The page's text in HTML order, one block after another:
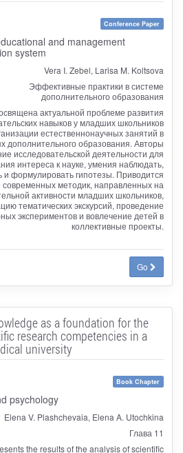
Conference Paper
and management
system
Vera I. Zebel, Larisa M. Koltsova
Эффективные практики в системе
дополнительного образования
актуальной проблеме развития
навыков у младших школьников
естественнонаучных занятий в
дополнительного образования. Авторы
исследовательской деятельности для
интереса к науке, умения наблюдать,
и формулировать гипотезы. Приводится
методик, направленных на
активности младших школьников,
тематических экскурсий, проведение
экспериментов и вовлечение детей в
коллективные проекты.
Go
as a foundation for the
research competencies in a
university
Book Chapter
psychology
Elena V. Plashchevaia, Elena A. Utochkina
Глава 11
the results of the analysis of scientific